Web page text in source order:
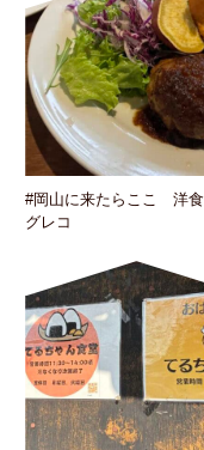
#岡山に来たらここ 洋
グレコ